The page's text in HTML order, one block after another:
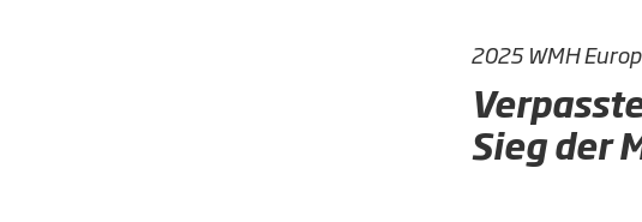
2025 WMH
Sieg der